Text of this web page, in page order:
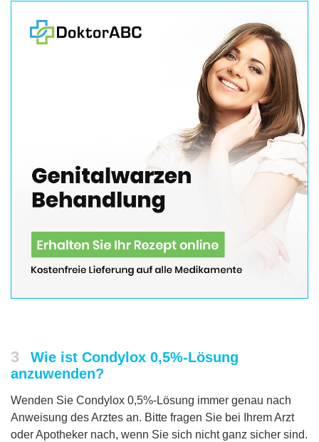
3
Wie ist Condylox 0,5%-Lösung
anzuwenden?
Wenden Sie Condylox 0,5%-Lösung immer genau nach
Anweisung des Arztes an. Bitte fragen Sie bei Ihrem Arzt
oder Apotheker nach, wenn Sie sich nicht ganz sicher sind.